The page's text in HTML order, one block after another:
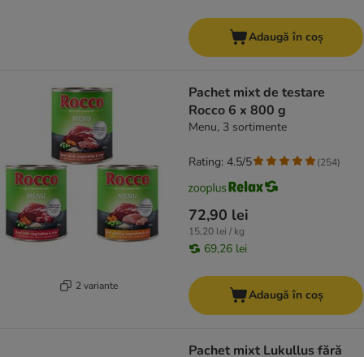
Adaugă în coș
2 variante
Pachet mixt de testare
Rocco 6 x 800 g
Menu, 3 sortimente
72,90 lei
15,20 lei / kg
69,26 lei
Rating: 4.5/5 (254)
Adaugă în coș
Pachet mixt Lukullus fără